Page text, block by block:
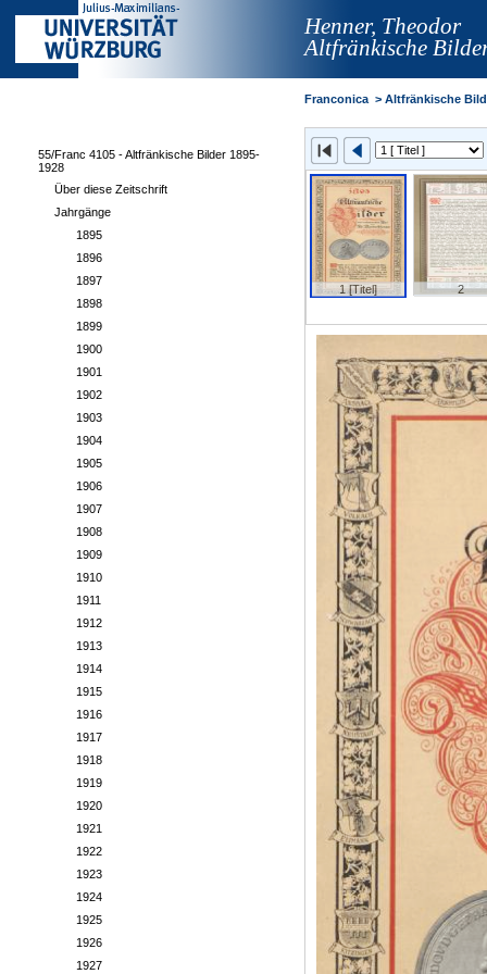
Henner, Theodor
Altfränkische
1 [Titel] 2
55/Franc 4105 - Altfränkische Bilder 1895-
1928
Über diese Zeitschrift
Jahrgänge
1895
1896
1897
1898
1899
1900
1901
1902
1903
1904
1905
1906
1907
1908
1909
1910
1911
1912
1913
1914
1915
1916
1917
1918
1919
1920
1921
1922
1923
1924
1925
1926
1927
Franconica > Altfränkische